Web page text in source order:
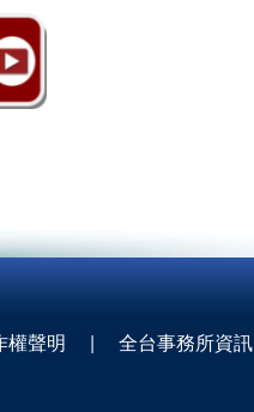
權聲明 | 全台事務所資訊